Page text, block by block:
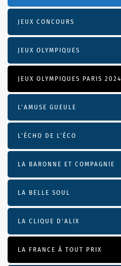
JEUX CONCOURS
JEUX OLYMPIQUES
JEUX OLYMPIQUES PARIS 2024
L'AMUSE GUEULE
L’ÉCHO DE L’ÉCO
LA BARONNE ET COMPAGNIE
LA BELLE SOUL
LA CLIQUE D'ALIX
LA FRANCE À TOUT PRIX